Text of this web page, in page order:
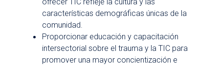
características demográficas únicas de la
comunidad.
Proporcionar educación y capacitación
intersectorial sobre el trauma y la TIC para
promover una mayor concientización e